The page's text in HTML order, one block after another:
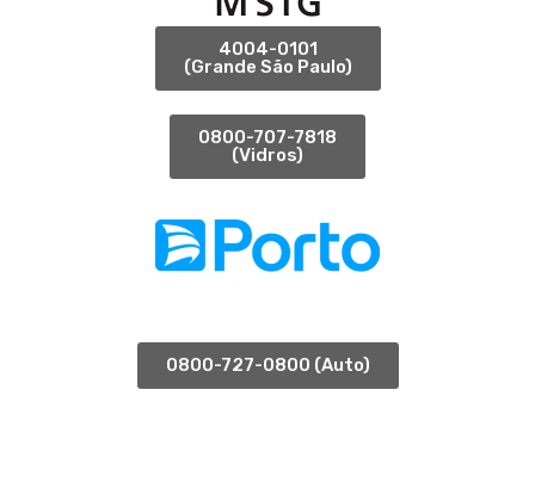
4004-0101
(Grande São Paulo)
0800-707-7818
(Vidros)
0800-727-0800 (Auto)